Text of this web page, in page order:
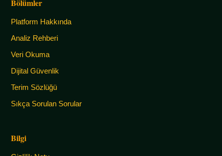
Bölümler
Platform Hakkında
Analiz Rehberi
Veri Okuma
Dijital Güvenlik
Terim Sözlüğü
Sıkça Sorulan Sorular
Bilgi